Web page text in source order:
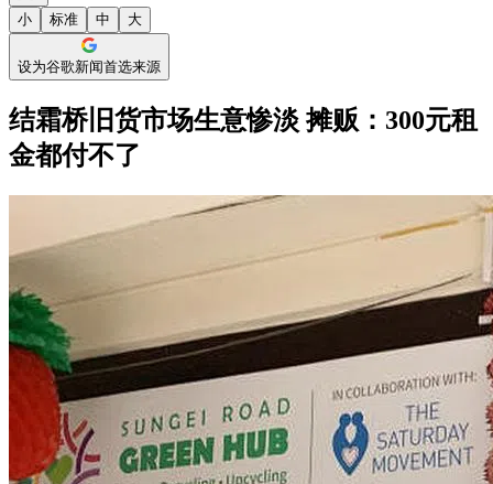
小 标准 中 大
设为谷歌新闻首选来源
结霜桥旧货市场生意惨淡 摊贩：300元租
金都付不了